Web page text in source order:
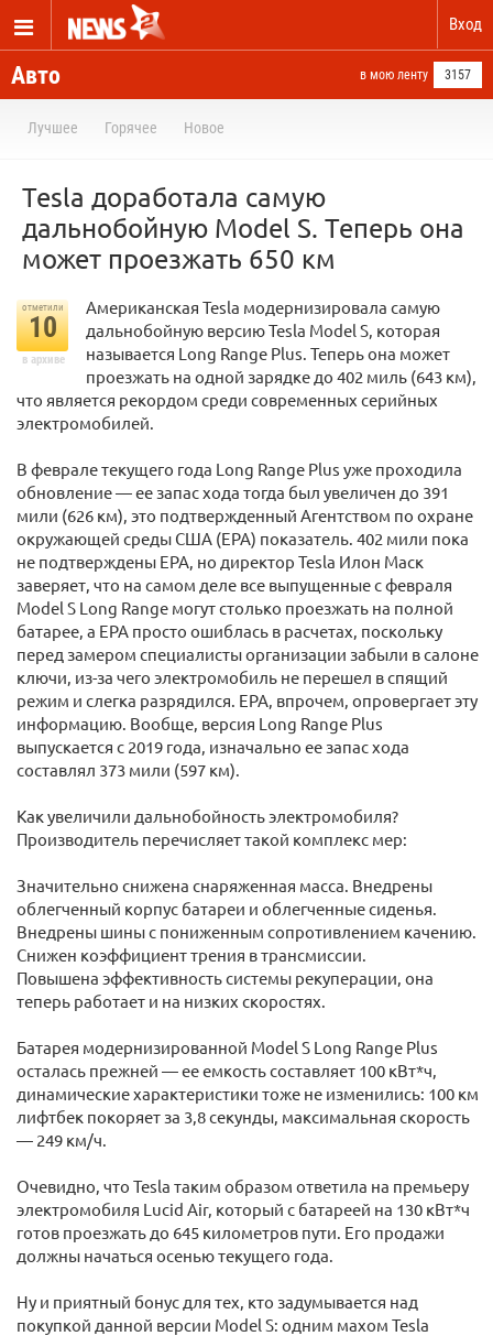
Вход
Авто в мою ленту 3157
Лучшее Горячее Новое
Tesla доработала самую
дальнобойную Model S. Теперь она
может проезжать 650 км
отметили
10
в архиве
Американская Tesla модернизировала самую
дальнобойную версию Tesla Model S, которая
называется Long Range Plus. Теперь она может
проезжать на одной зарядке до 402 миль (643 км),
что является рекордом среди современных серийных
электромобилей.
В феврале текущего года Long Range Plus уже проходила
обновление — ее запас хода тогда был увеличен до 391
мили (626 км), это подтвержденный Агентством по охране
окружающей среды США (EPA) показатель. 402 мили пока
не подтверждены EPA, но директор Tesla Илон Маск
заверяет, что на самом деле все выпущенные с февраля
Model S Long Range могут столько проезжать на полной
батарее, а EPA просто ошиблась в расчетах, поскольку
перед замером специалисты организации забыли в салоне
ключи, из-за чего электромобиль не перешел в спящий
режим и слегка разрядился. EPA, впрочем, опровергает эту
информацию. Вообще, версия Long Range Plus
выпускается с 2019 года, изначально ее запас хода
составлял 373 мили (597 км).
Как увеличили дальнобойность электромобиля?
Производитель перечисляет такой комплекс мер:
Значительно снижена снаряженная масса. Внедрены
облегченный корпус батареи и облегченные сиденья.
Внедрены шины с пониженным сопротивлением качению.
Снижен коэффициент трения в трансмиссии.
Повышена эффективность системы рекуперации, она
теперь работает и на низких скоростях.
Батарея модернизированной Model S Long Range Plus
осталась прежней — ее емкость составляет 100 кВт*ч,
динамические характеристики тоже не изменились: 100 км
лифтбек покоряет за 3,8 секунды, максимальная скорость
— 249 км/ч.
Очевидно, что Tesla таким образом ответила на премьеру
электромобиля Lucid Air, который с батареей на 130 кВт*ч
готов проезжать до 645 километров пути. Его продажи
должны начаться осенью текущего года.
Ну и приятный бонус для тех, кто задумывается над
покупкой данной версии Model S: одним махом Tesla